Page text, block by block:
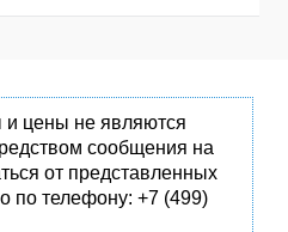
и цены не являются
сообщения на
от представленных
по телефону: +7 (499)